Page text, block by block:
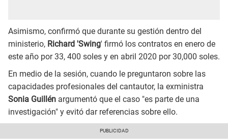
Asimismo, confirmó que durante su gestión dentro del
ministerio, Richard 'Swing' firmó los contratos en enero de
este año por 33, 400 soles y en abril 2020 por 30,000 soles.
En medio de la sesión, cuando le preguntaron sobre las
capacidades profesionales del cantautor, la exministra
Sonia Guillén argumentó que el caso "es parte de una
investigación" y evitó dar referencias sobre ello.